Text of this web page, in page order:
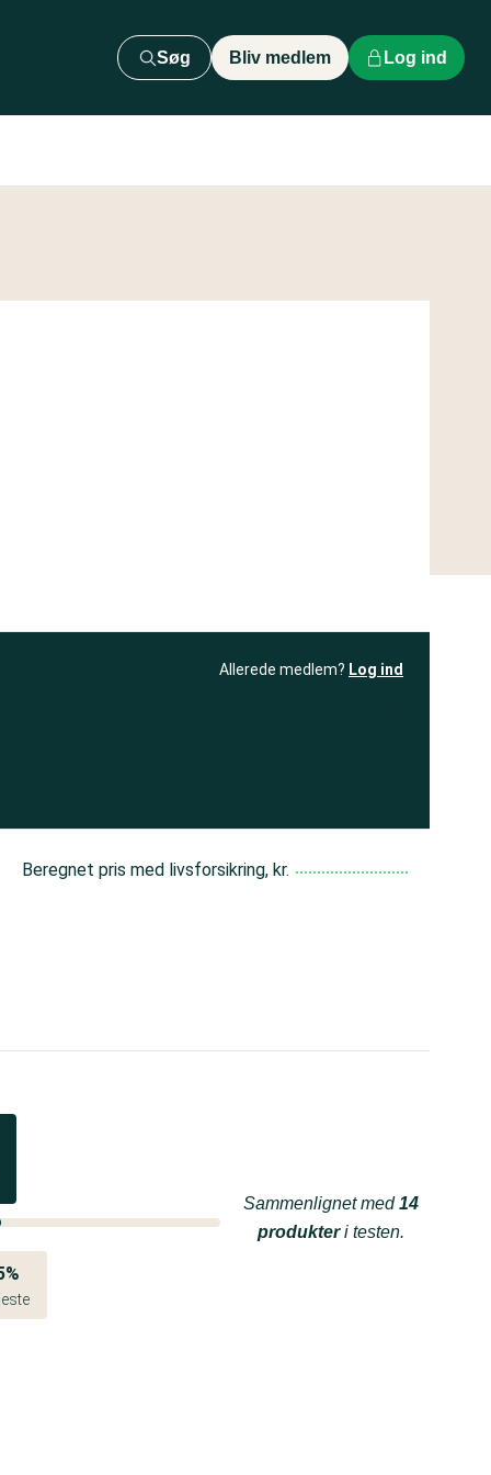
Søg Bliv medlem Log ind
Allerede medlem? Log ind
Beregnet pris med livsforsikring, kr.
Sammenlignet med14
produkteri testen.